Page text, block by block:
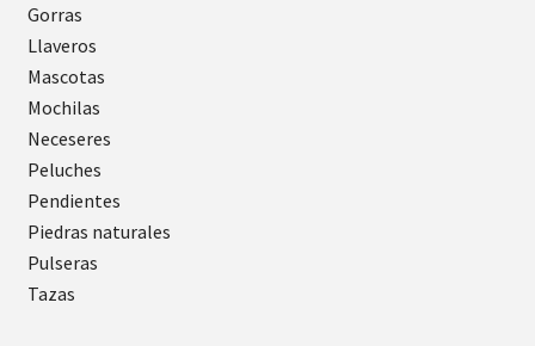
Gorras
Llaveros
Mascotas
Mochilas
Neceseres
Peluches
Pendientes
Piedras naturales
Pulseras
Tazas